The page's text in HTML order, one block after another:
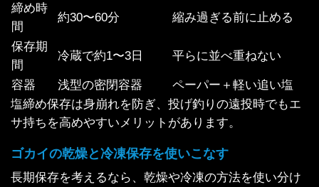
締め時
間
約30〜60分 縮み過ぎる前に止める
保存期
間
冷蔵で約1〜3日 平らに並べ重ねない
容器 浅型の密閉容器
ペーパー＋軽い追い塩
塩締め保存は身崩れを防ぎ、投げ釣りの遠投時でもエ
サ持ちを高めやすいメリットがあります。
ゴカイの乾燥と冷凍保存を使いこなす
長期保存を考えるなら、乾燥や冷凍の方法を使い分け